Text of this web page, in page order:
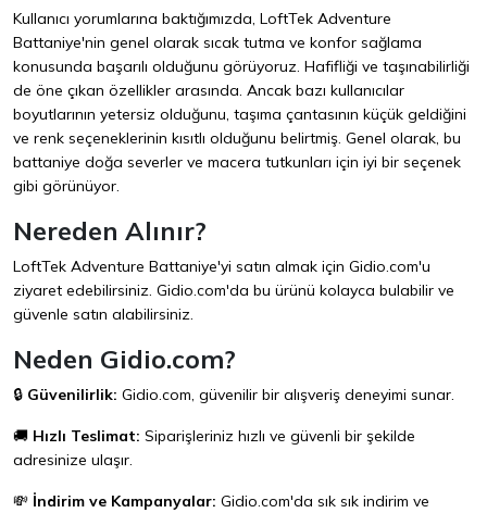
Kullanıcı yorumlarına baktığımızda, LoftTek Adventure
Battaniye'nin genel olarak sıcak tutma ve konfor sağlama
konusunda başarılı olduğunu görüyoruz. Hafifliği ve taşınabilirliği
de öne çıkan özellikler arasında. Ancak bazı kullanıcılar
boyutlarının yetersiz olduğunu, taşıma çantasının küçük geldiğini
ve renk seçeneklerinin kısıtlı olduğunu belirtmiş. Genel olarak, bu
battaniye doğa severler ve macera tutkunları için iyi bir seçenek
gibi görünüyor.
Nereden Alınır?
LoftTek Adventure Battaniye'yi satın almak için Gidio.com'u
ziyaret edebilirsiniz. Gidio.com'da bu ürünü kolayca bulabilir ve
güvenle satın alabilirsiniz.
Neden Gidio.com?
🔒 Güvenilirlik: Gidio.com, güvenilir bir alışveriş deneyimi sunar.
🚚 Hızlı Teslimat: Siparişleriniz hızlı ve güvenli bir şekilde
adresinize ulaşır.
💸 İndirim ve Kampanyalar: Gidio.com'da sık sık indirim ve